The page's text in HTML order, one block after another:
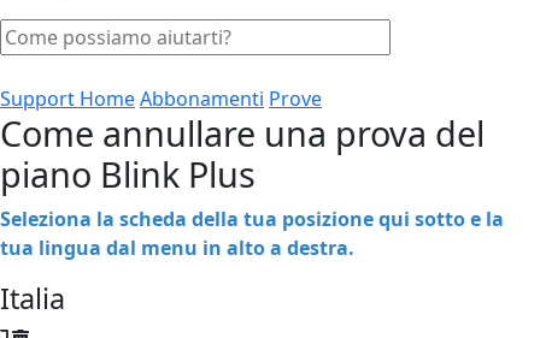
Support HomeAbbonamenti Prove
Come annullare una prova del
piano Blink Plus
Seleziona la scheda della tua posizione qui sotto e la
tua lingua dal menu in alto a destra.
Italia